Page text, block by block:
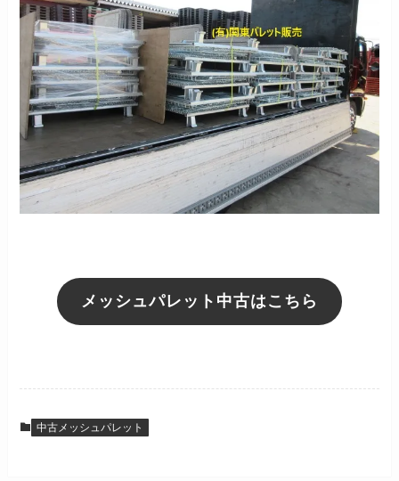
メッシュパレット中古はこちら
中古メッシュパレット